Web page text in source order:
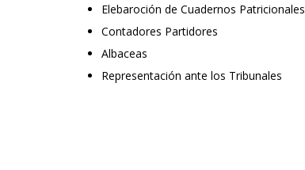
Elebaroción de Cuadernos Patricionales
Contadores Partidores
Albaceas
Representación ante los Tribunales